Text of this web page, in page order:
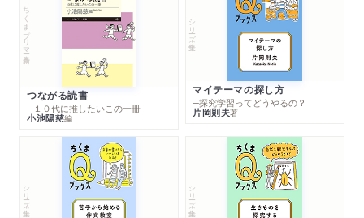
ちくまプリマー新書
つながる読書
─１０代に推したいこの一冊
小池陽慈編
シリーズ・全集
マイテーマの探し方
─探究学習ってどうやるの？
片岡則夫著
シリーズ・全集 シリーズ・全集